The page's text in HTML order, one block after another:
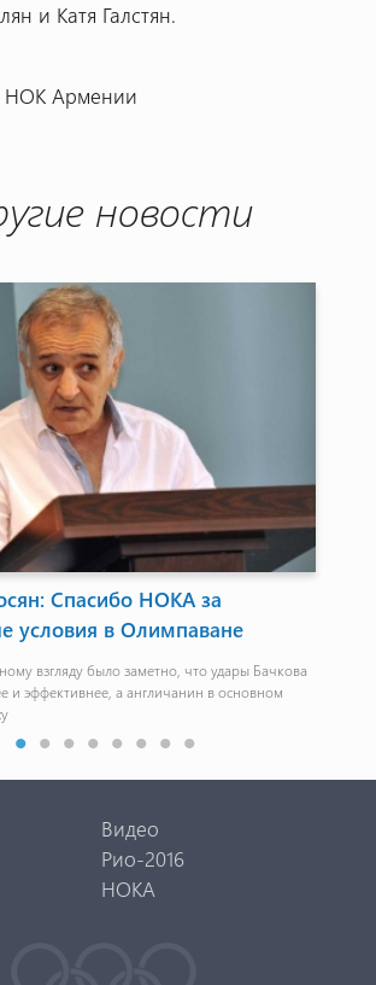
и Катя Галстян.
НОК Армении
новости
Спасибо НОКА за
условия в Олимпаване
взгляду было заметно, что удары Бачкова
и эффективнее, а англичанин в основном
Видео
Рио-2016
НОКА